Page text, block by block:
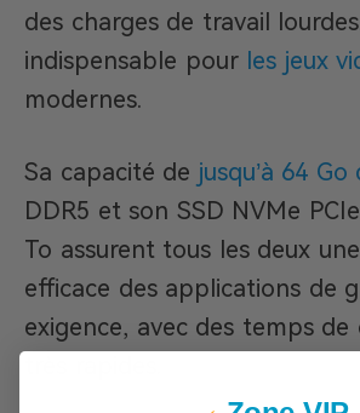
des charges de travail
indispensable pour les jeux
modernes.
Sa capacité de jusqu’à 64 Go
DDR5 et son SSD NVMe
To assurent tous les deux
efficace des applications de
exigence, avec des temps